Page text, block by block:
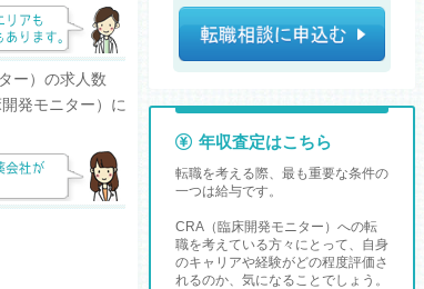
ー）の求人数
発モニター）に
年収査定はこちら
転職を考える際、最も重要な条件の
一つは給与です。
CRA（臨床開発モニター）への転
職を考えている方々にとって、自身
のキャリアや経験がどの程度評価さ
れるのか、気になることでしょう。